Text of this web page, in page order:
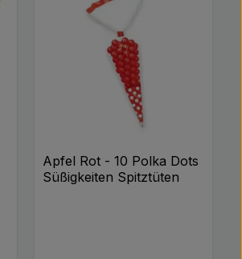
Apfel Rot - 10 Polka Dots
Süßigkeiten Spitztüten